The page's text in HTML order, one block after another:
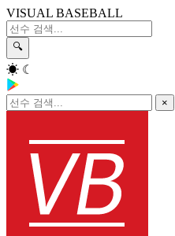
VISUAL BASEBALL
🔍
☀ ☾
×